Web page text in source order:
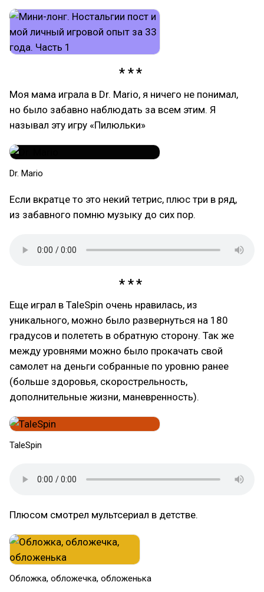
Моя мама играла в Dr. Mario, я ничего не понимал,
но было забавно наблюдать за всем этим. Я
называл эту игру «Пилюльки»
Dr. Mario
Если вкратце то это некий тетрис, плюс три в ряд,
из забавного помню музыку до сих пор.
Еще играл в TaleSpin очень нравилась, из
уникального, можно было развернуться на 180
градусов и полететь в обратную сторону. Так же
между уровнями можно было прокачать свой
самолет на деньги собранные по уровню ранее
(больше здоровья, скорострельность,
дополнительные жизни, маневренность).
TaleSpin
Плюсом смотрел мультсериал в детстве.
Обложка, обложечка, обложенька